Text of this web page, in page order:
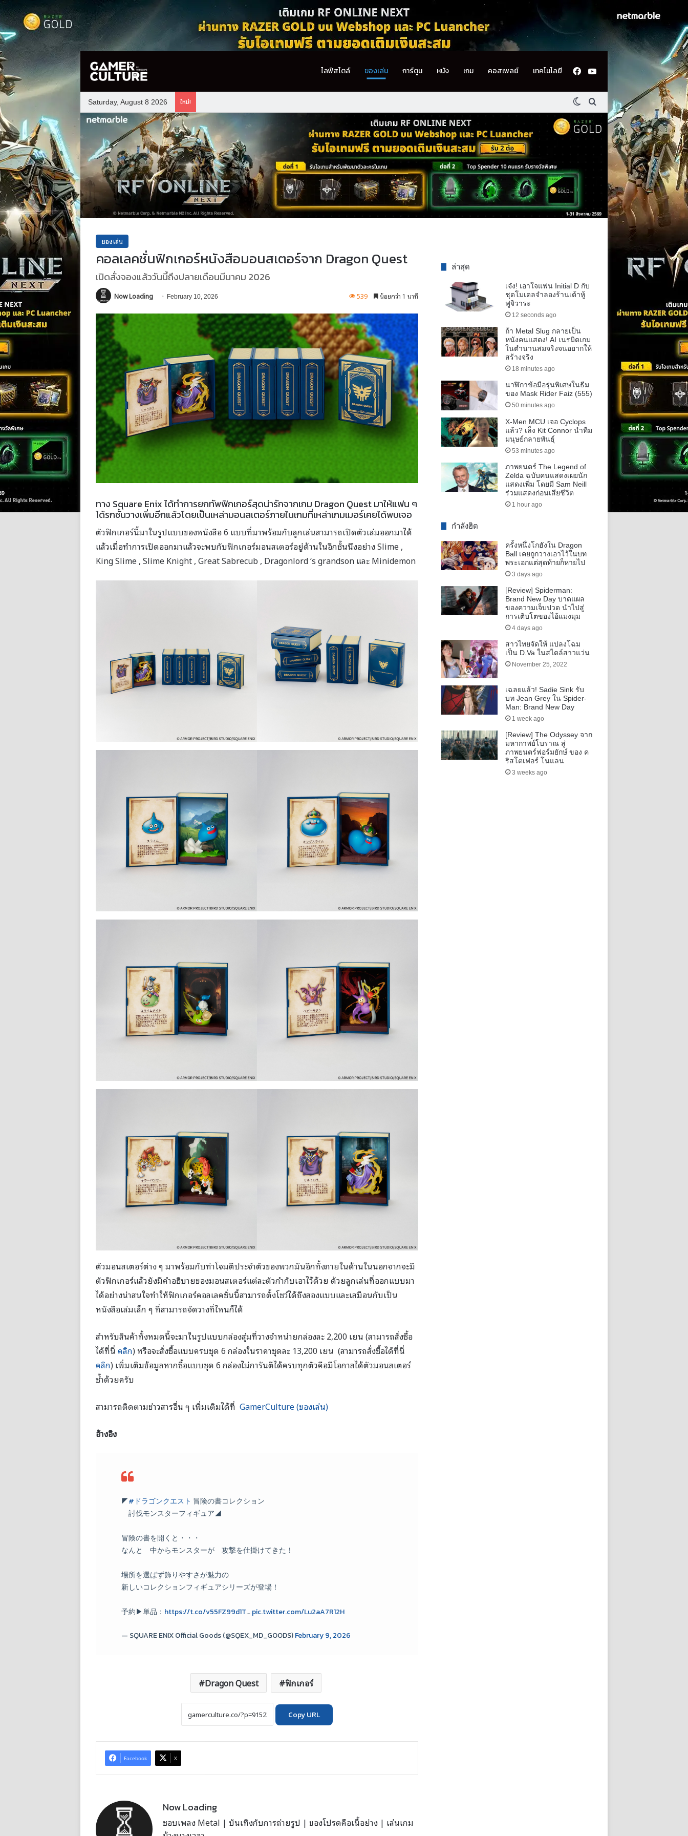
ไลฟ์สไตล์ ของเล่น การ์ตูน หนัง เกม คอสเพลย์ เทคโนโลยี Facebook
YouTube
Saturday, August 8 2026 ใหม่! Switch skin
ค้นหา
ของเล่น
คอลเลคชั่นฟิกเกอร์หนังสือมอนสเตอร์จาก Dragon Quest
เปิดสั่งจองแล้ววันนี้ถึงปลายเดือนมีนาคม 2026
Now Loading February 10, 2026 539 น้อยกว่า 1 นาที
ทาง Square Enix ได้ทำการยกทัพฟิกเกอร์สุดน่ารักจากเกม Dragon Quest มาให้แฟน ๆ
ได้รกชั้นวางเพิ่มอีกแล้วโดยเป็นเหล่ามอนสเตอร์ภายในเกมที่เหล่าเกมเมอร์เคยได้พบเจอ
ตัวฟิกเกอร์นี้มาในรูปแบบของหนังสือ 6 แบบที่มาพร้อมกับลูกเล่นสามารถเปิดตัวเล่มออกมาได้
แล้วเมื่อทำการเปิดออกมาแล้วจะพบกับฟิกเกอร์มอนสเตอร์อยู่ด้านในอีกชั้นนึงอย่าง Slime ,
King Slime , Slime Knight , Great Sabrecub , Dragonlord ‘s grandson และ Minidemon
ตัวมอนสเตอร์ต่าง ๆ มาพร้อมกับท่าโจมตีประจำตัวของพวกมันอีกทั้งภายในด้านในนอกจากจะมี
ตัวฟิกเกอร์แล้วยังมีคำอธิบายของมอนสเตอร์แต่ละตัวกำกับเอาไว้ด้วย ด้วยลูกเล่นที่ออกแบบมา
ได้อย่างน่าสนใจทำให้ฟิกเกอร์คอลเลคชั่นนี้สามารถตั้งโชว์ได้ถึงสองแบบและเสมือนกับเป็น
หนังสือเล่มเล็ก ๆ ที่สามารถจัดวางที่ไหนก็ได้
สำหรับสินค้าทั้งหมดนี้จะมาในรูปแบบกล่องสุ่มที่วางจำหน่ายกล่องละ 2,200 เยน (สามารถสั่งซื้อ
ได้ที่นี่คลิก) หรือจะสั่งซื้อแบบครบชุด 6 กล่องในราคาชุดละ 13,200 เยน (สามารถสั่งซื้อได้ที่นี่
คลิก) เพิ่มเติมข้อมูลหากซื้อแบบชุด 6 กล่องไม่การันตีได้ครบทุกตัวคือมีโอกาสได้ตัวมอนสเตอร์
ซ้ำด้วยครับ
สามารถติดตามข่าวสารอื่น ๆ เพิ่มเติมได้ที่ GamerCulture (ของเล่น)
อ้างอิง
◤#ドラゴンクエスト 冒険の書コレクション
討伐モンスターフィギュア◢
冒険の書を開くと・・・
なんと 中からモンスターが 攻撃を仕掛けてきた！
場所を選ばず飾りやすさが魅力の
新しいコレクションフィギュアシリーズが登場！
予約▶単品： https://t.co/v55FZ99d1T…pic.twitter.com/Lu2aA7R12H
— SQUARE ENIX Official Goods (@SQEX_MD_GOODS)February 9, 2026
Dragon Quest ฟิกเกอร์
Copy URL
Facebook X
Now Loading
ชอบเพลง Metal | บันเทิงกับการถ่ายรูป | ของโปรดคือเนื้อย่าง | เล่นเกม
ล่าสุด
เจ๋ง! เอาใจแฟน Initial D กับ
ชุดโมเดลจำลองร้านเต้าหู้
ฟูจิวาระ
12 seconds ago
ถ้า Metal Slug กลายเป็น
หนังคนแสดง! AI เนรมิตเกม
ในตำนานสมจริงจนอยากให้
สร้างจริง
18 minutes ago
นาฬิกาข้อมือรุ่นพิเศษในธีม
ของ Mask Rider Faiz (555)
50 minutes ago
X-Men MCU เจอ Cyclops
แล้ว? เล็ง Kit Connor นำทีม
มนุษย์กลายพันธุ์
53 minutes ago
ภาพยนตร์ The Legend of
Zelda ฉบับคนแสดงเผยนัก
แสดงเพิ่ม โดยมี Sam Neill
ร่วมแสดงก่อนเสียชีวิต
1 hour ago
กำลังฮิต
ครั้งหนึ่งโกฮังใน Dragon
Ball เคยถูกวางเอาไว้ในบท
พระเอกแต่สุดท้ายก็หายไป
3 days ago
[Review] Spiderman:
Brand New Day บาดแผล
ของความเจ็บปวด นำไปสู่
การเติบโตของไอ้แมงมุม
4 days ago
สาวไทยจัดให้ แปลงโฉม
เป็น D.Va ในสไตล์สาวแว่น
November 25, 2022
เฉลยแล้ว! Sadie Sink รับ
บท Jean Grey ใน Spider-
Man: Brand New Day
1 week ago
[Review] The Odyssey จาก
มหากาพย์โบราณ สู่
ภาพยนตร์ฟอร์มยักษ์ ของ ค
ริสโตเฟอร์ โนแลน
3 weeks ago